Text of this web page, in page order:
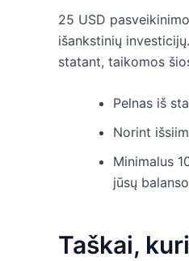
25 USD
išankstinių
statant, taikomos
Pelnas iš
Norint
Minimalus
jūsų
Taškai,